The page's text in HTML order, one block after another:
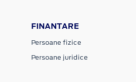
FINANTARE
Persoane fizice
Persoane juridice